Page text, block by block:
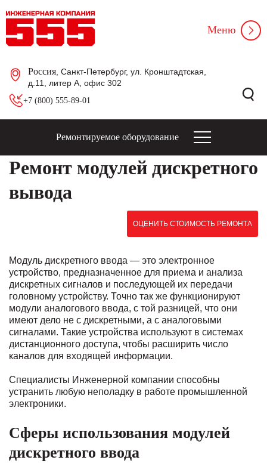
Россия , Санкт-Петербург, ул. Кронштадтская,
д.11, литер А, офис 302
+7 (800) 555-89-01
Меню
Ремонтируемое оборудование
Ремонт модулей дискретного
вывода
ОЦЕНИТЬ СТОИМОСТЬ РЕМОНТА
Модуль дискретного ввода — это электронное
устройство, предназначенное для приема и анализа
дискретных сигналов и последующей их передачи
головному устройству. Точно так же функционируют
модули аналогового ввода, с той разницей, что они
имеют дело не с дискретными, а с аналоговыми
сигналами. Такие устройства используют в системах
дистанционного доступа, чтобы расширить число
каналов для входящей информации.
Специалисты Инженерной компании способны
устранить любую неполадку в работе промышленной
электроники.
Сферы использования модулей
дискретного ввода